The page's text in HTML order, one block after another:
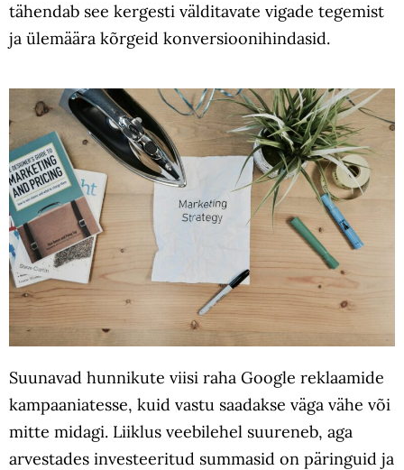
tähendab see kergesti välditavate vigade tegemist
ja ülemäära kõrgeid konversioonihindasid.
Suunavad hunnikute viisi raha Google reklaamide
kampaaniatesse, kuid vastu saadakse väga vähe või
mitte midagi. Liiklus veebilehel suureneb, aga
arvestades investeeritud summasid on päringuid ja